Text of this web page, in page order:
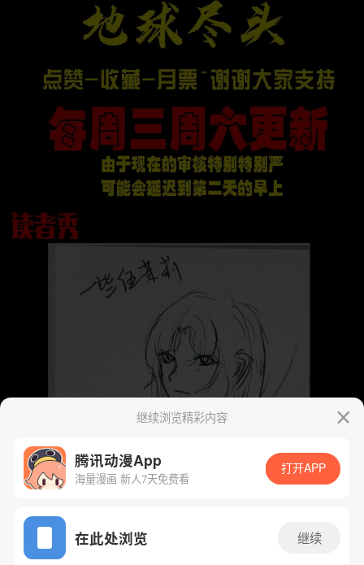
App免费看
下一话
继续浏览精彩内容
腾讯动漫App
海量漫画 新人7天免费看
打开APP
在此处浏览 继续